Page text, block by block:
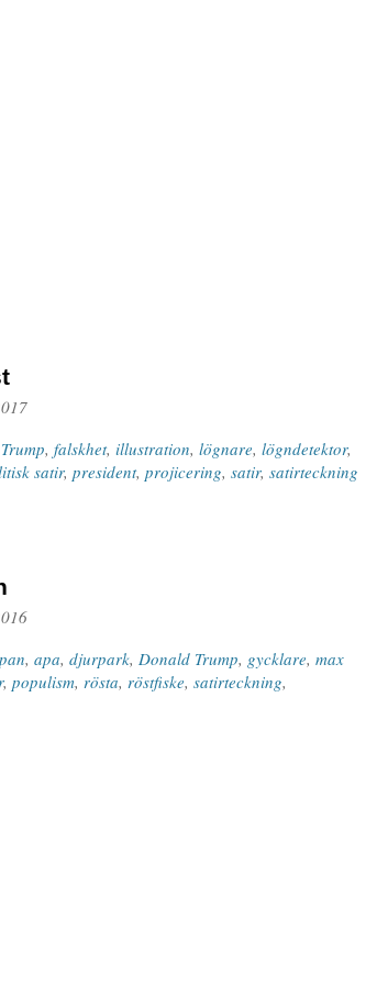
, falskhet, illustration, lögnare, lögndetektor,
satir, president, projicering, satir, satirteckning
, apa, djurpark, Donald Trump, gycklare, max
, populism, rösta, röstfiske, satirteckning,